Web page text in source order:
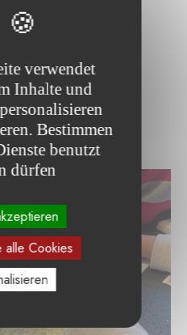
verwendet
Inhalte und
Bestimmen
benutzt
dürfen
alle Cookies